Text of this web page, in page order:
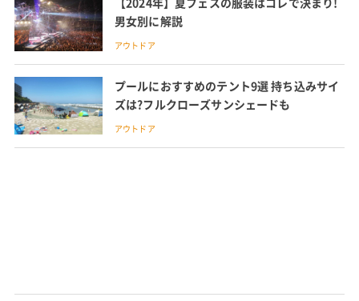
男女別に解説
アウトドア
プールにおすすめのテント9選 持ち込みサイ
ズは?フルクローズサンシェードも
アウトドア